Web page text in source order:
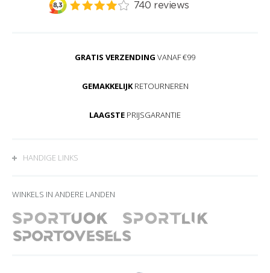
GRATIS VERZENDING VANAF €99
GEMAKKELIJKRETOURNEREN
LAAGSTE PRIJSGARANTIE
HANDIGE LINKS
WINKELS IN ANDERE LANDEN